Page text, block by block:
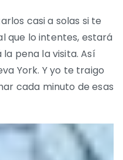
casi a solas si te
que lo intentes, estará
pena la visita. Así
York. Y yo te traigo
cada minuto de esas